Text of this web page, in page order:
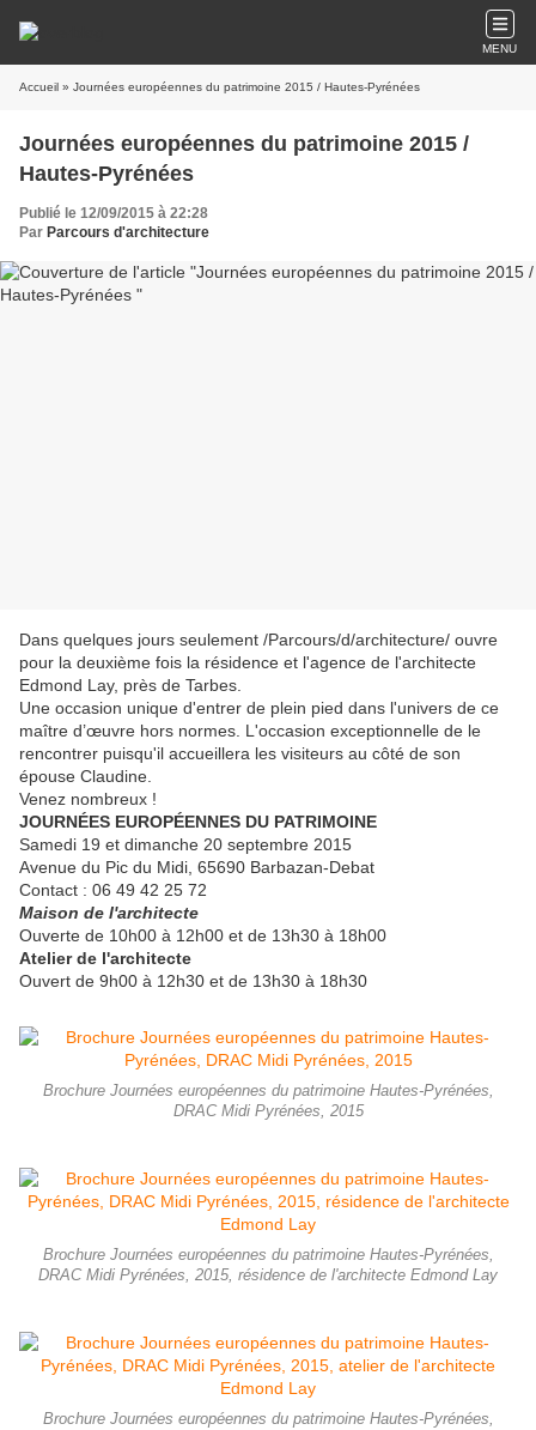
MENU
Accueil » Journées européennes du patrimoine 2015 / Hautes-Pyrénées
Journées européennes du patrimoine 2015 /
Hautes-Pyrénées
Publié le 12/09/2015 à 22:28
Par Parcours d'architecture
Dans quelques jours seulement /Parcours/d/architecture/ ouvre
pour la deuxième fois la résidence et l'agence de l'architecte
Edmond Lay, près de Tarbes.
Une occasion unique d'entrer de plein pied dans l'univers de ce
maître d’œuvre hors normes. L'occasion exceptionnelle de le
rencontrer puisqu'il accueillera les visiteurs au côté de son
épouse Claudine.
Venez nombreux !
JOURNÉES EUROPÉENNES DU PATRIMOINE
Samedi 19 et dimanche 20 septembre 2015
Avenue du Pic du Midi, 65690 Barbazan-Debat
Contact : 06 49 42 25 72
Maison de l'architecte
Ouverte de 10h00 à 12h00 et de 13h30 à 18h00
Atelier de l'architecte
Ouvert de 9h00 à 12h30 et de 13h30 à 18h30
Brochure Journées européennes du patrimoine Hautes-Pyrénées,
DRAC Midi Pyrénées, 2015
Brochure Journées européennes du patrimoine Hautes-Pyrénées,
DRAC Midi Pyrénées, 2015, résidence de l'architecte Edmond Lay
Brochure Journées européennes du patrimoine Hautes-Pyrénées,